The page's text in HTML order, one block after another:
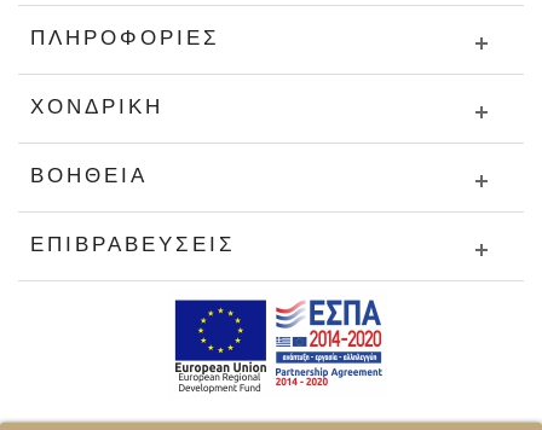
ΠΛΗΡΟΦΟΡΊΕΣ
ΧΟΝΔΡΙΚΉ
ΒΟΉΘΕΙΑ
ΕΠΙΒΡΑΒΕΎΣΕΙΣ